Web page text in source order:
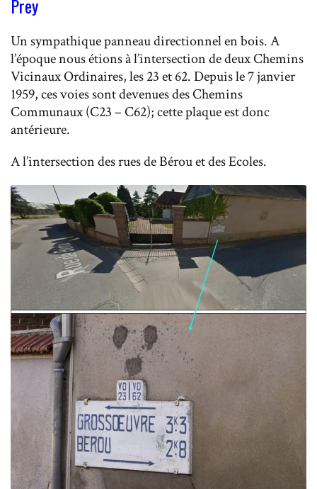
Prey
Un sympathique panneau directionnel en bois. A
l’époque nous étions à l’intersection de deux Chemins
Vicinaux Ordinaires, les 23 et 62. Depuis le 7 janvier
1959, ces voies sont devenues des Chemins
Communaux (C23 – C62); cette plaque est donc
antérieure.
A l’intersection des rues de Bérou et des Ecoles.